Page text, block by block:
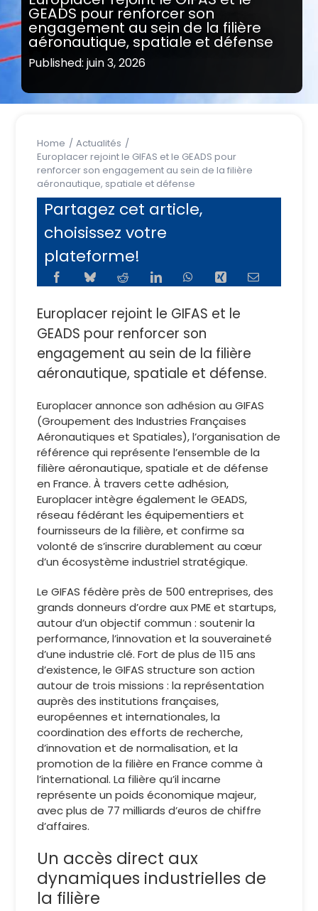
GEADS pour renforcer son
engagement au sein de la filière
aéronautique, spatiale et défense
Published: juin 3, 2026
Home
Actualités
Europlacer rejoint le GIFAS et le GEADS pour
renforcer son engagement au sein de la filière
aéronautique, spatiale et défense
Partagez cet article,
choisissez votre
plateforme!
Europlacer rejoint le GIFAS et le
GEADS pour renforcer son
engagement au sein de la filière
aéronautique, spatiale et défense.
Europlacer annonce son adhésion au GIFAS
(Groupement des Industries Françaises
Aéronautiques et Spatiales), l’organisation de
référence qui représente l’ensemble de la
filière aéronautique, spatiale et de défense
en France. À travers cette adhésion,
Europlacer intègre également le GEADS,
réseau fédérant les équipementiers et
fournisseurs de la filière, et confirme sa
volonté de s’inscrire durablement au cœur
d’un écosystème industriel stratégique.
Le GIFAS fédère près de 500 entreprises, des
grands donneurs d’ordre aux PME et startups,
autour d’un objectif commun : soutenir la
performance, l’innovation et la souveraineté
d’une industrie clé. Fort de plus de 115 ans
d’existence, le GIFAS structure son action
autour de trois missions : la représentation
auprès des institutions françaises,
européennes et internationales, la
coordination des efforts de recherche,
d’innovation et de normalisation, et la
promotion de la filière en France comme à
l’international. La filière qu’il incarne
représente un poids économique majeur,
avec plus de 77 milliards d’euros de chiffre
d’affaires.
Un accès direct aux
dynamiques industrielles de
la filière